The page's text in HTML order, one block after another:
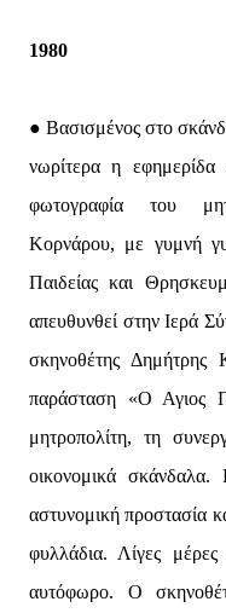
1980
● Βασισμένος στο
νωρίτερα η εφημερίδα
φωτογραφία του
Κορνάρου, με γυμνή
Παιδείας και
απευθυνθεί στην Ιερά
σκηνοθέτης Δημήτρης
παράσταση «Ο Αγιος
μητροπολίτη, τη
οικονομικά
αστυνομική προστασία
φυλλάδια. Λίγες
αυτόφωρο. Ο